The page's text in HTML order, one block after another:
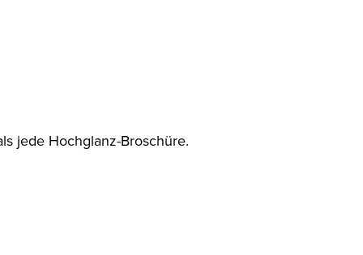
jede Hochglanz-Broschüre.